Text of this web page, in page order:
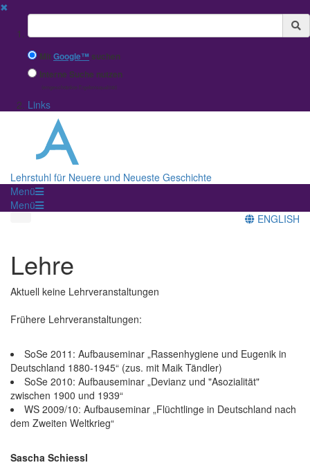
✖
Suchbegriff
MitGoogle™ suchen
Interne Suche nutzen
(eingeschränkte Ergebnisqualität)
Links
Lehrstuhl für Neuere und Neueste Geschichte
Menü
Menü
ENGLISH
Lehre
Aktuell keine Lehrveranstaltungen
Frühere Lehrveranstaltungen:
SoSe 2011: Aufbauseminar „Rassenhygiene und Eugenik in
Deutschland 1880-1945“ (zus. mit Maik Tändler)
SoSe 2010: Aufbauseminar „Devianz und "Asozialität"
zwischen 1900 und 1939“
WS 2009/10: Aufbauseminar „Flüchtlinge in Deutschland nach
dem Zweiten Weltkrieg“
Sascha Schiessl